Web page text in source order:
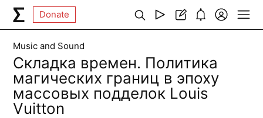
Donate
Music and Sound
Складка времен. Политика
магических границ в эпоху
массовых подделок Louis
Vuitton